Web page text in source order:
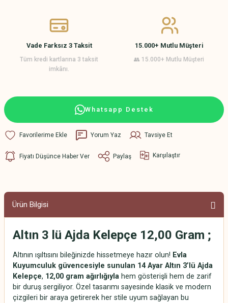
Vade Farksız 3 Taksit
Tüm kredi kartlarına 3 taksit
imkânı.
15.000+ Mutlu Müşteri
👥 15.000+ Mutlu Müşteri
Whatsapp Destek
Yorum Yaz Tavsiye Et
Fiyatı Düşünce Haber Ver Paylaş Karşılaştır
Ürün Bilgisi
Altın 3 lü Ajda Kelepçe 12,00 Gram ;
Altının ışıltısını bileğinizde hissetmeye hazır olun! Evla
Kuyumculuk güvencesiyle sunulan 14 Ayar Altın 3’lü Ajda
Kelepçe, 12,00 gram ağırlığıyla hem gösterişli hem de zarif
bir duruş sergiliyor. Özel tasarımı sayesinde klasik ve modern
çizgileri bir araya getirerek her stile uyum sağlayan bu